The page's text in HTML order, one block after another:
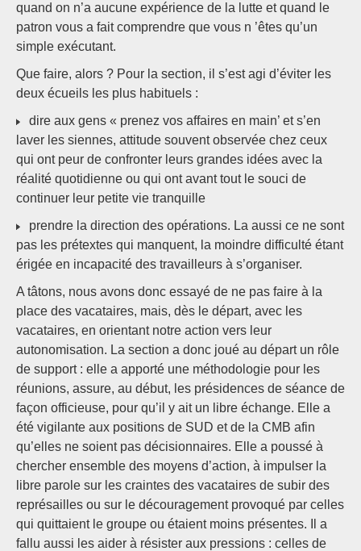
quand on n’a aucune expérience de la lutte et quand le
patron vous a fait comprendre que vous n ’êtes qu’un
simple exécutant.
Que faire, alors ? Pour la section, il s’est agi d’éviter les
deux écueils les plus habituels :
dire aux gens « prenez vos affaires en main’ et s’en
laver les siennes, attitude souvent observée chez ceux
qui ont peur de confronter leurs grandes idées avec la
réalité quotidienne ou qui ont avant tout le souci de
continuer leur petite vie tranquille
prendre la direction des opérations. La aussi ce ne sont
pas les prétextes qui manquent, la moindre difficulté étant
érigée en incapacité des travailleurs à s’organiser.
A tâtons, nous avons donc essayé de ne pas faire à la
place des vacataires, mais, dès le départ, avec les
vacataires, en orientant notre action vers leur
autonomisation. La section a donc joué au départ un rôle
de support : elle a apporté une méthodologie pour les
réunions, assure, au début, les présidences de séance de
façon officieuse, pour qu’il y ait un libre échange. Elle a
été vigilante aux positions de SUD et de la CMB afin
qu’elles ne soient pas décisionnaires. Elle a poussé à
chercher ensemble des moyens d’action, à impulser la
libre parole sur les craintes des vacataires de subir des
représailles ou sur le découragement provoqué par celles
qui quittaient le groupe ou étaient moins présentes. Il a
fallu aussi les aider à résister aux pressions : celles de